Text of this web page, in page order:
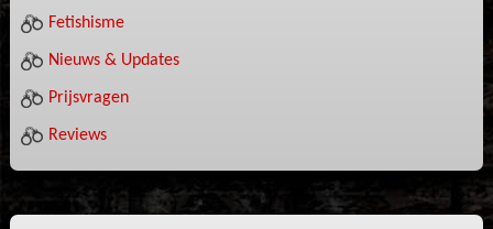
Fetishisme
Nieuws & Updates
Prijsvragen
Reviews